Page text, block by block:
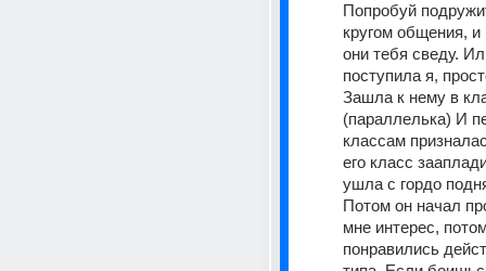
Попробуй
кругом общения, и
они тебя сведу.
поступила я,
Зашла к нему в
(параллелька) И
классам
его класс
ушла с гордо
Потом он начал
мне интерес,
понравились